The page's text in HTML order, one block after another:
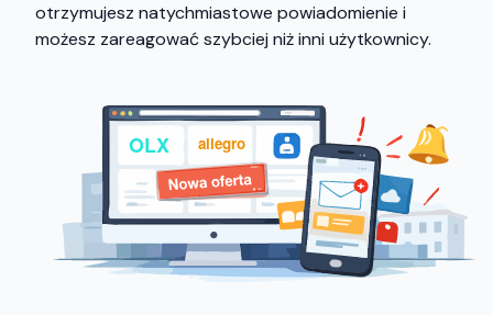
otrzymujesz natychmiastowe powiadomienie i
możesz zareagować szybciej niż inni użytkownicy.